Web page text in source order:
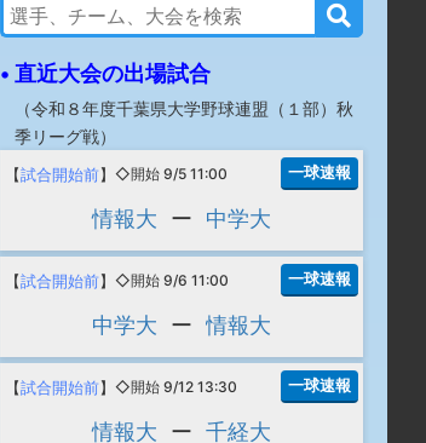
• 直近大会の出場試合
（令和８年度千葉県大学野球連盟（１部）秋
季リーグ戦）
【試合開始前】 ◇開始 9/5 11:00 一球速報
情報大 ー 中学大
【試合開始前】 ◇開始 9/6 11:00 一球速報
中学大 ー 情報大
【試合開始前】 ◇開始 9/12 13:30 一球速報
情報大 ー 千経大